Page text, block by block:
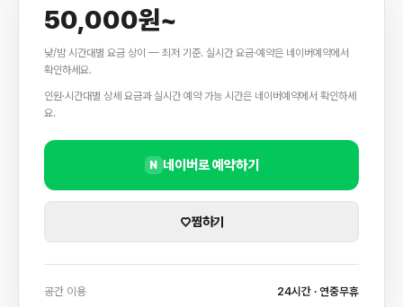
50,000원~
낮/밤 시간대별 요금 상이 — 최저 기준. 실시간 요금·예약은 네이버예약에서
확인하세요.
인원·시간대별 상세 요금과 실시간 예약 가능 시간은 네이버예약에서 확인하세
요.
N 네이버로 예약하기
♡찜하기
공간 이용 24시간 · 연중무휴